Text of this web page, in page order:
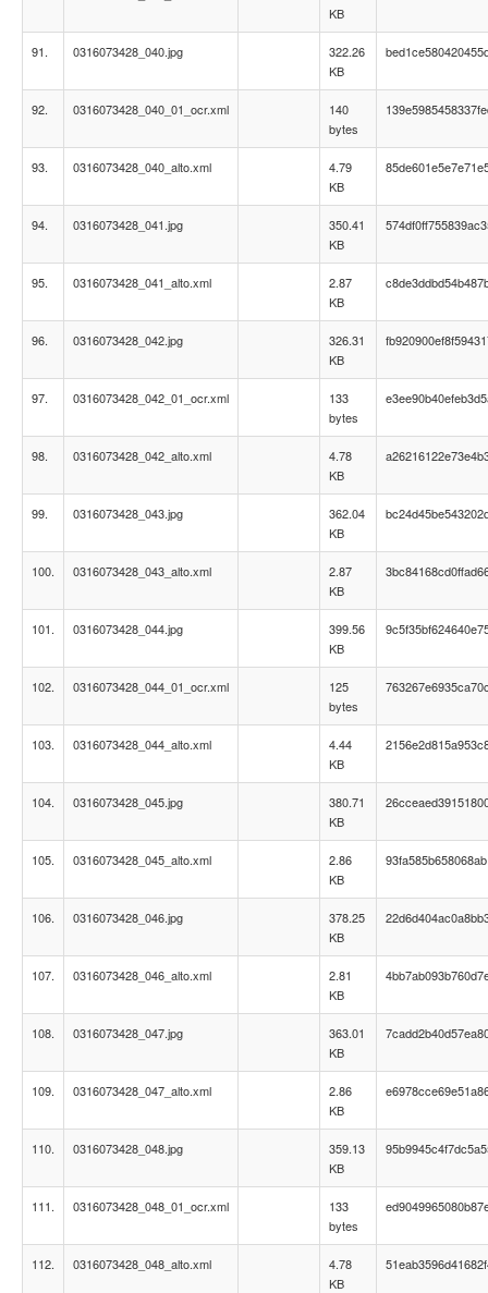
KB
91. 0316073428_040.jpg
322.26
KB
92. 0316073428_040_01_ocr.xml
140
bytes
93. 0316073428_040_alto.xml
4.79
KB
94. 0316073428_041.jpg
350.41
KB
95. 0316073428_041_alto.xml
2.87
KB
96. 0316073428_042.jpg
326.31
KB
97. 0316073428_042_01_ocr.xml
133
bytes
98. 0316073428_042_alto.xml
4.78
KB
99. 0316073428_043.jpg
362.04
KB
100. 0316073428_043_alto.xml
2.87
KB
101. 0316073428_044.jpg
399.56
KB
102. 0316073428_044_01_ocr.xml
125
bytes
103. 0316073428_044_alto.xml
4.44
KB
104. 0316073428_045.jpg
380.71
KB
105. 0316073428_045_alto.xml
2.86
KB
106. 0316073428_046.jpg
378.25
KB
107. 0316073428_046_alto.xml
2.81
KB
108. 0316073428_047.jpg
363.01
KB
109. 0316073428_047_alto.xml
2.86
KB
110. 0316073428_048.jpg
359.13
KB
111. 0316073428_048_01_ocr.xml
133
bytes
112. 0316073428_048_alto.xml
4.78
KB